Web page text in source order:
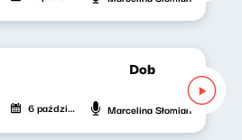
Dobrze
6 października 2023 Marcelina Słomian